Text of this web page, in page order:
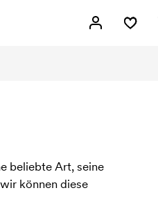
beliebte Art, seine
können diese